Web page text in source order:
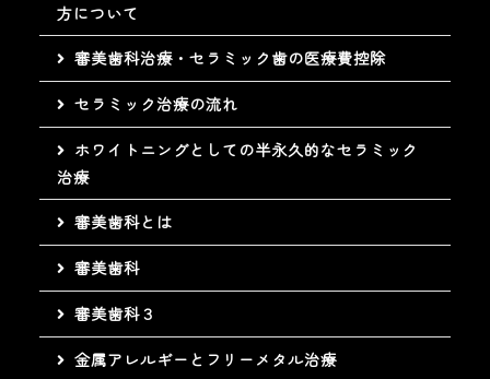
方について
審美歯科治療・セラミック歯の医療費控除
セラミック治療の流れ
ホワイトニングとしての半永久的なセラミック
治療
審美歯科とは
審美歯科
審美歯科３
金属アレルギーとフリーメタル治療